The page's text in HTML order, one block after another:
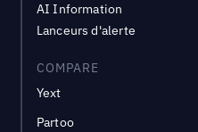
AI Information
Lanceurs d'alerte
COMPARE
Yext
Partoo